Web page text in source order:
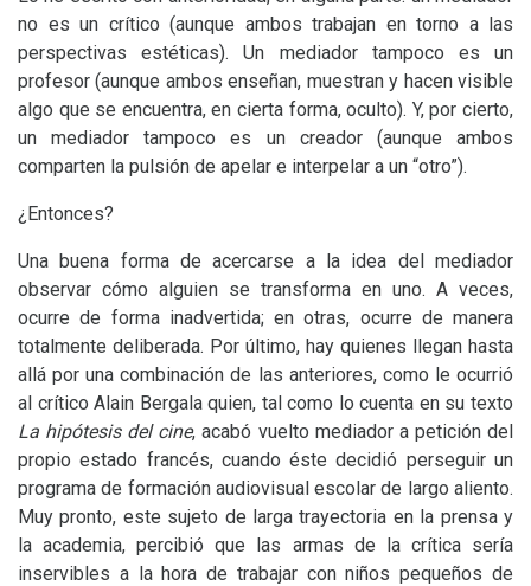
no es un crítico (aunque ambos trabajan en torno a las
perspectivas estéticas). Un mediador tampoco es un
profesor (aunque ambos enseñan, muestran y hacen visible
algo que se encuentra, en cierta forma, oculto). Y, por cierto,
un mediador tampoco es un creador (aunque ambos
comparten la pulsión de apelar e interpelar a un “otro”).
¿Entonces?
Una buena forma de acercarse a la idea del mediador
observar cómo alguien se transforma en uno. A veces,
ocurre de forma inadvertida; en otras, ocurre de manera
totalmente deliberada. Por último, hay quienes llegan hasta
allá por una combinación de las anteriores, como le ocurrió
al crítico Alain Bergala quien, tal como lo cuenta en su texto
La hipótesis del cine, acabó vuelto mediador a petición del
propio estado francés, cuando éste decidió perseguir un
programa de formación audiovisual escolar de largo aliento.
Muy pronto, este sujeto de larga trayectoria en la prensa y
la academia, percibió que las armas de la crítica sería
inservibles a la hora de trabajar con niños pequeños de